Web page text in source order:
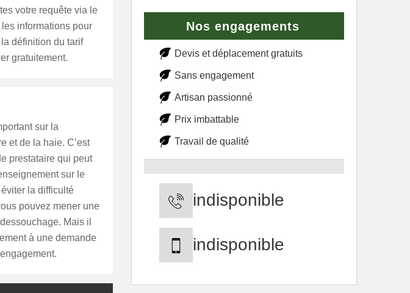
votre requête via le
informations pour
définition du tarif
gratuitement.
sur la
et de la haie. C’est
prestataire qui peut
sur le
la difficulté
pouvez mener une
Mais il
à une demande
Nos engagements
Devis et déplacement gratuits
Sans engagement
Artisan passionné
Prix imbattable
Travail de qualité
indisponible
indisponible